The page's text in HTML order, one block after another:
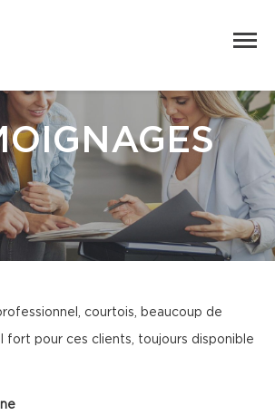
courtois, beaucoup de
fort pour ces clients, toujours disponible